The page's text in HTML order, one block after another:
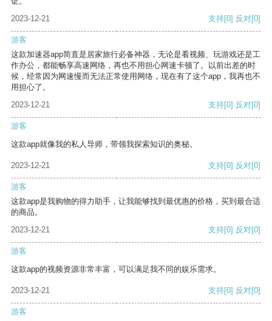
2023-12-21
支持[0] 反对[0]
游客
这款加速器app简直是居家旅行必备神器，无论是看视频、玩游戏还是工
作办公，都能畅享高速网络，再也不用担心网速卡顿了。以前出差的时
候，经常因为网速慢而无法正常使用网络，现在有了这个app，我再也不
用担心了。
2023-12-21
支持[0] 反对[0]
游客
这款app就像我的私人导师，带领我探索知识的奥秘。
2023-12-21 支持[0] 反对[0]
游客
这款app是我购物的得力助手，让我能够找到最优惠的价格，买到最合适
的商品。
2023-12-21
支持[0] 反对[0]
游客
这款app的视频资源非常丰富，可以满足我不同的娱乐需求。
2023-12-21 支持[0] 反对[0]
游客